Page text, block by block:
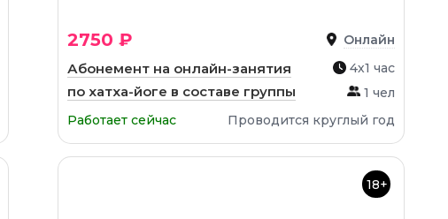
2750 ₽ Онлайн
Абонемент на онлайн-занятия
по хатха-йоге в составе группы
4х1 час
1 чел
Работает сейчас
Проводится круглый год
18+